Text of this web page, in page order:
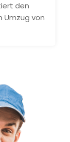
den
Umzug von